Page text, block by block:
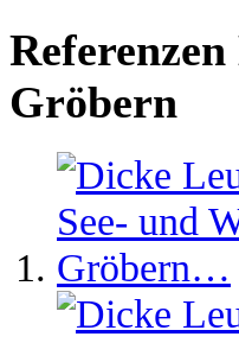
Gröbern